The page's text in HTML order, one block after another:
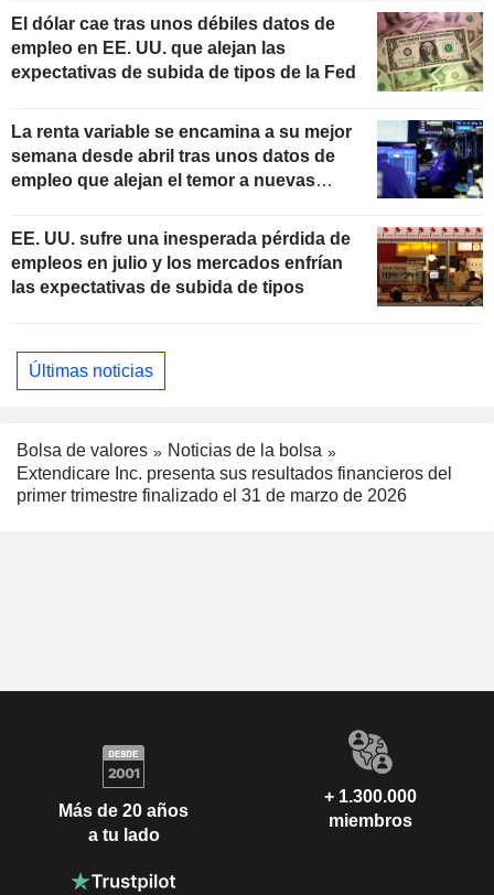
El dólar cae tras unos débiles datos de
empleo en EE. UU. que alejan las
expectativas de subida de tipos de la Fed
La renta variable se encamina a su mejor
semana desde abril tras unos datos de
empleo que alejan el temor a nuevas
EE. UU. sufre una inesperada pérdida de
empleos en julio y los mercados enfrían
las expectativas de subida de tipos
Últimas noticias
Bolsa de valores
Noticias de la bolsa
Extendicare Inc. presenta sus resultados financieros del
primer trimestre finalizado el 31 de marzo de 2026
Más de 20 años
a tu lado
+ 1.300.000
miembros